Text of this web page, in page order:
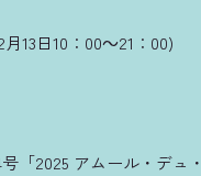
13日10：00～21：00)
「2025 アムール・デュ